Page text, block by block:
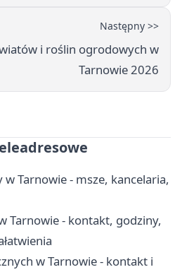
Następny >>
i roślin ogrodowych w
Tarnowie 2026
w Tarnowie - msze, kancelaria,
Tarnowie - kontakt, godziny,
w Tarnowie - kontakt i